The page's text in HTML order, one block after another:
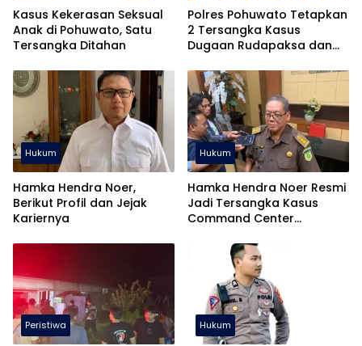
Kasus Kekerasan Seksual
Anak di Pohuwato, Satu
Tersangka Ditahan
Polres Pohuwato Tetapkan
2 Tersangka Kasus
Dugaan Rudapaksa dan
Hukum
Hamka Hendra Noer,
Berikut Profil dan Jejak
Kariernya
Hukum
Hamka Hendra Noer Resmi
Jadi Tersangka Kasus
Command Center
Peristiwa Hukum